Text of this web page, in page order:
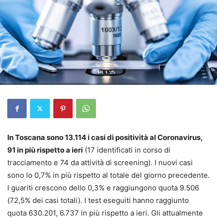
In Toscana sono 13.114 i casi di positività al Coronavirus,
91 in più rispetto a ieri (17 identificati in corso di
tracciamento e 74 da attività di screening). I nuovi casi
sono lo 0,7% in più rispetto al totale del giorno precedente.
I guariti crescono dello 0,3% e raggiungono quota 9.506
(72,5% dei casi totali). I test eseguiti hanno raggiunto
quota 630.201, 6.737 in più rispetto a ieri. Gli attualmente